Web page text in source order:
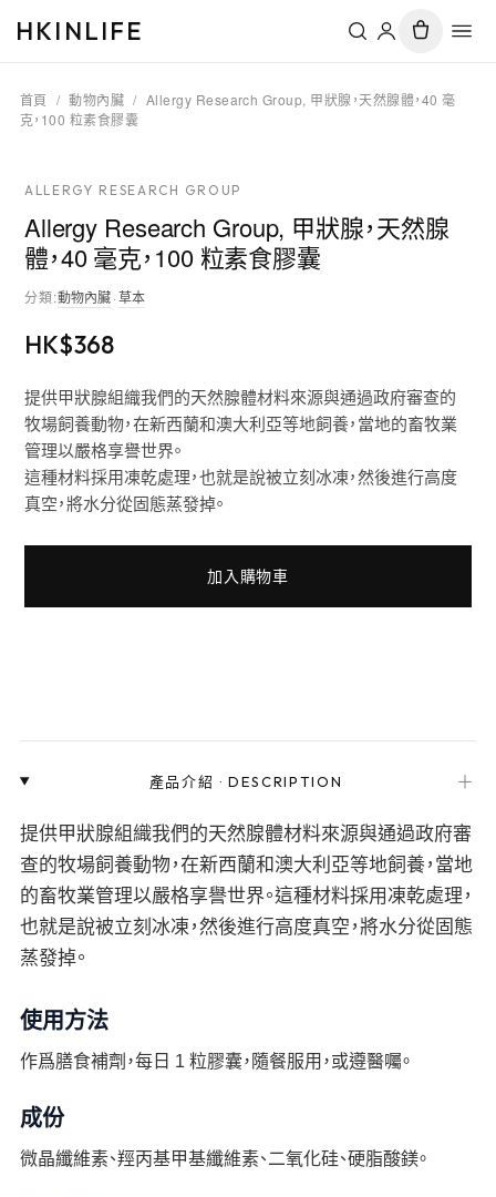
HKINLIFE
首頁 / 動物內臟 / Allergy Research Group, 甲狀腺，天然腺體，40 毫
克，100 粒素食膠囊
ALLERGY RESEARCH GROUP
Allergy Research Group, 甲狀腺，天然腺
體，40 毫克，100 粒素食膠囊
分類:動物內臟·草本
HK$368
提供甲狀腺組織我們的天然腺體材料來源與通過政府審查的
牧場飼養動物，在新西蘭和澳大利亞等地飼養，當地的畜牧業
管理以嚴格享譽世界。
這種材料採用凍乾處理，也就是說被立刻冰凍，然後進行高度
真空，將水分從固態蒸發掉。
加入購物車
產品介紹 ·DESCRIPTION ＋
提供甲狀腺組織我們的天然腺體材料來源與通過政府審
查的牧場飼養動物，在新西蘭和澳大利亞等地飼養，當地
的畜牧業管理以嚴格享譽世界。這種材料採用凍乾處理，
也就是說被立刻冰凍，然後進行高度真空，將水分從固態
蒸發掉。
使用方法
作爲膳食補劑，每日 1 粒膠囊，隨餐服用，或遵醫囑。
成份
微晶纖維素、羥丙基甲基纖維素、二氧化硅、硬脂酸鎂。